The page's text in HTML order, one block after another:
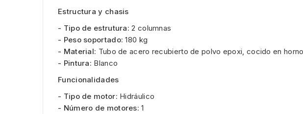
Estructura y chasis
- Tipo de estrutura: 2 columnas
- Peso soportado: 180 kg
- Material: Tubo de acero recubierto de polvo epoxi, cocido en horno
- Pintura: Blanco
Funcionalidades
- Tipo de motor: Hidráulico
- Número de motores: 1